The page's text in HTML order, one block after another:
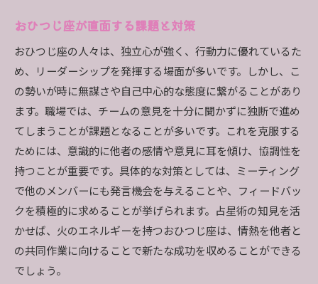
おひつじ座が直面する課題と対策
おひつじ座の人々は、独立心が強く、行動力に優れているた
め、リーダーシップを発揮する場面が多いです。しかし、こ
の勢いが時に無謀さや自己中心的な態度に繋がることがあり
ます。職場では、チームの意見を十分に聞かずに独断で進め
てしまうことが課題となることが多いです。これを克服する
ためには、意識的に他者の感情や意見に耳を傾け、協調性を
持つことが重要です。具体的な対策としては、ミーティング
で他のメンバーにも発言機会を与えることや、フィードバッ
クを積極的に求めることが挙げられます。占星術の知見を活
かせば、火のエネルギーを持つおひつじ座は、情熱を他者と
の共同作業に向けることで新たな成功を収めることができる
でしょう。